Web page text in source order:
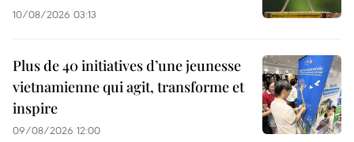
10/08/2026 03:13
Plus de 40 initiatives d’une jeunesse
vietnamienne qui agit, transforme et
inspire
09/08/2026 12:00